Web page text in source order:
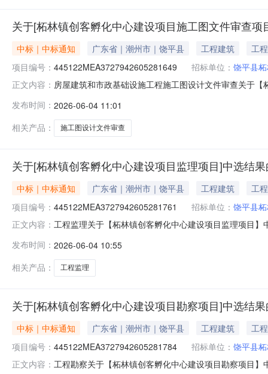
关于[柘林镇创客孵化中心建设项目施工图文件审查项
中标｜中标通知 广东省｜潮州市｜饶平县 工程建筑
工程
项目编号： 445122MEA3727942605281649 招标单位： 饶平县
正文内容： 房屋建筑和市政基础设施工程施工图设计文件审查关于
区居民委员会采购项目名称：中介服务事项：无（属于
04
发布时间： 2026-06-04 11:01
相关产品：
施工图设计文件审查
关于[柘林镇创客孵化中心建设项目监理项目]中选结
中标｜中标通知 广东省｜潮州市｜饶平县 工程建筑
工程
项目编号： 445122MEA3727942605281761 招标单位： 饶平县
正文内容： 工程监理关于【柘林镇创客孵化中心建设项目监理项目
审批项目否采购项目编码：
发布时间： 2026-06-04 10:55
相关产品：
工程监理
关于[柘林镇创客孵化中心建设项目勘察项目]中选结
中标｜中标通知 广东省｜潮州市｜饶平县 工程建筑
工程
项目编号： 445122MEA3727942605281784 招标单位： 饶平县
正文内容： 工程勘察关于【柘林镇创客孵化中心建设项目勘察项目